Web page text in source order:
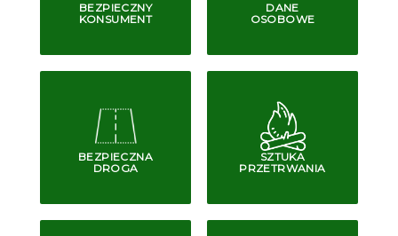
BEZPIECZNY
KONSUMENT
DANE
OSOBOWE
BEZPIECZNA
DROGA
SZTUKA
PRZETRWANIA